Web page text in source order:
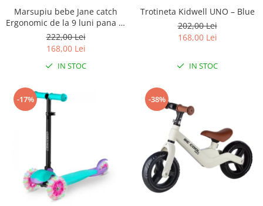
Marsupiu bebe Jane catch
Ergonomic de la 9 luni pana la
22 Kg Sesame
222,00 Lei
168,00 Lei
IN STOC
Trotineta Kidwell UNO – Blue
202,00 Lei
168,00 Lei
IN STOC
-17% -38%